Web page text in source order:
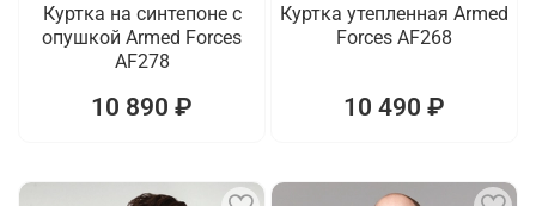
Куртка на синтепоне с
опушкой Armed Forces
AF278
10 890 ₽
Куртка утепленная Armed
Forces AF268
10 490 ₽